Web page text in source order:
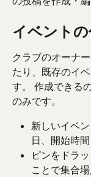
イベント
クラブのオーナ
たり、既存のイ
す。 作成できる
のみです。
新しいイベ
日、開始時
ピンをドラ
ことで集合